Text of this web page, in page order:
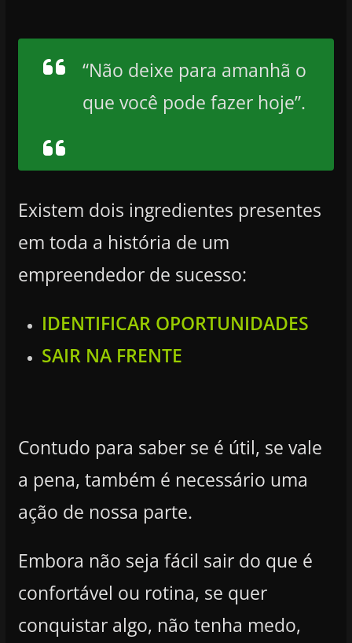
“Não deixe para amanhã o
que você pode fazer hoje”.
Existem dois ingredientes presentes
em toda a história de um
empreendedor de sucesso:
IDENTIFICAR OPORTUNIDADES
SAIR NA FRENTE
Contudo para saber se é útil, se vale
a pena, também é necessário uma
ação de nossa parte.
Embora não seja fácil sair do que é
confortável ou rotina, se quer
conquistar algo, não tenha medo,